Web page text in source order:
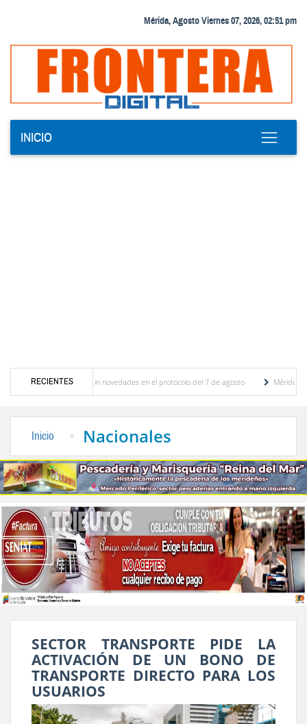
Mérida, Agosto Viernes 07, 2026, 02:51 pm
INICIO
RECIENTES
y se conocieron novedades en el protocolo del 7 de agosto
Mérida territorio
Inicio Nacionales
SECTOR TRANSPORTE PIDE LA
ACTIVACIÓN DE UN BONO DE
TRANSPORTE DIRECTO PARA LOS
USUARIOS